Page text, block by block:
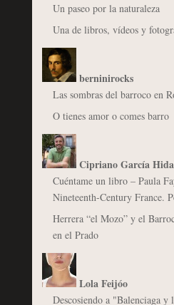
Un paseo por la naturaleza
Una de libros, vídeos y
berninirocks
Las sombras del barroco en
O tienes amor o comes barro
Cipriano García
Cuéntame un libro – Paula
Nineteenth-Century France.
Herrera “el Mozo” y el
en el Prado
Lola Feijóo
Descosiendo a "Balenciaga y